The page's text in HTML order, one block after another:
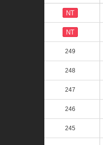
NT
NT
249
248
247
246
245